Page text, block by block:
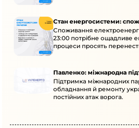
Стан енергосистеми:
Споживання
23:00 потрібне ощадливе
процеси просять
Павленко: міжнародна
енергосистеми
Підтримка міжнародних
обладнання й ремонту
постійних атак ворога.